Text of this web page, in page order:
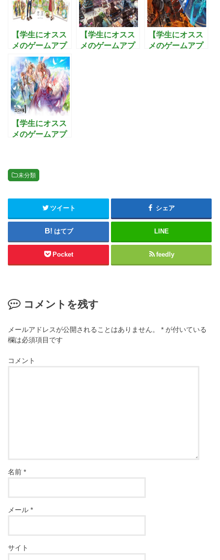
【学生にオスス
メのゲームアプ
リ】恋庭：ゲー
ムをしながら恋
活できるマッチ
ングアプリ！
【学生にオスス
メのゲームアプ
【学生にオスス
メのゲームアプ
【学生にオスス
メのゲームアプ
ぼすファンタジ
未分類
ツイート シェア
はてブ LINE
Pocket feedly
コメントを残す
メールアドレスが公開されることはありません。 * が付いている
欄は必須項目です
コメント
名前*
メール*
サイト